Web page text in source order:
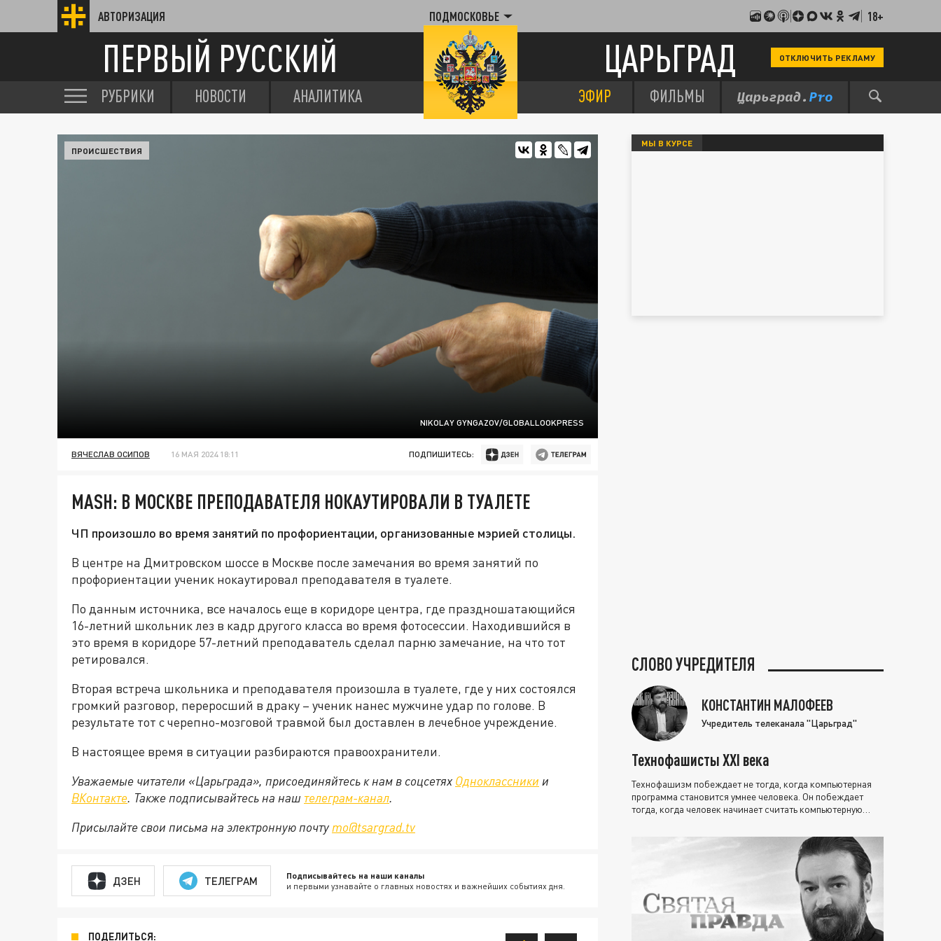
АВТОРИЗАЦИЯ ПОДМОСКОВЬЕ 18+
ПЕРВЫЙ РУССКИЙ ЦАРЬГРАД ОТКЛЮЧИТЬ РЕКЛАМУ
РУБРИКИ НОВОСТИ АНАЛИТИКА ЭФИР ФИЛЬМЫ
NIKOLAY GYNGAZOV/GLOBALLOOKPRESS
ПРОИСШЕСТВИЯ
ВЯЧЕСЛАВ ОСИПОВ 16 МАЯ 2024 18:11 ПОДПИШИТЕСЬ:
MASH: В МОСКВЕ ПРЕПОДАВАТЕЛЯ НОКАУТИРОВАЛИ В ТУАЛЕТЕ
ЧП произошло во время занятий по профориентации, организованные мэрией столицы.
В центре на Дмитровском шоссе в Москве после замечания во время занятий по
профориентации ученик нокаутировал преподавателя в туалете.
По данным источника, все началось еще в коридоре центра, где праздношатающийся
16-летний школьник лез в кадр другого класса во время фотосессии. Находившийся в
это время в коридоре 57-летний преподаватель сделал парню замечание, на что тот
ретировался.
Вторая встреча школьника и преподавателя произошла в туалете, где у них состоялся
громкий разговор, переросший в драку – ученик нанес мужчине удар по голове. В
результате тот с черепно-мозговой травмой был доставлен в лечебное учреждение.
В настоящее время в ситуации разбираются правоохранители.
Уважаемые читатели «Царьграда», присоединяйтесь к нам в соцсетях Одноклассники и
ВКонтакте. Также подписывайтесь на наш телеграм-канал.
Присылайте свои письма на электронную почту mo@tsargrad.tv
ДЗЕН ТЕЛЕГРАМ Подписывайтесь на наши каналы
и первыми узнавайте о главных новостях и важнейших событиях дня.
ПОДЕЛИТЬСЯ:
МЫ В КУРСЕ
СЛОВО УЧРЕДИТЕЛЯ
КОНСТАНТИН МАЛОФЕЕВ
Учредитель телеканала "Царьград"
Технофашисты XXI века
Технофашизм побеждает не тогда, когда компьютерная
программа становится умнее человека. Он побеждает
тогда, когда человек начинает считать компьютерную